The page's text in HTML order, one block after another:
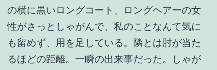
の横に黒いロングコート、ロングヘアーの女
性がさっとしゃがんで、私のことなんて気に
も留めず、用を足している。隣とは肘が当た
るほどの距離。一瞬の出来事だった。しゃが